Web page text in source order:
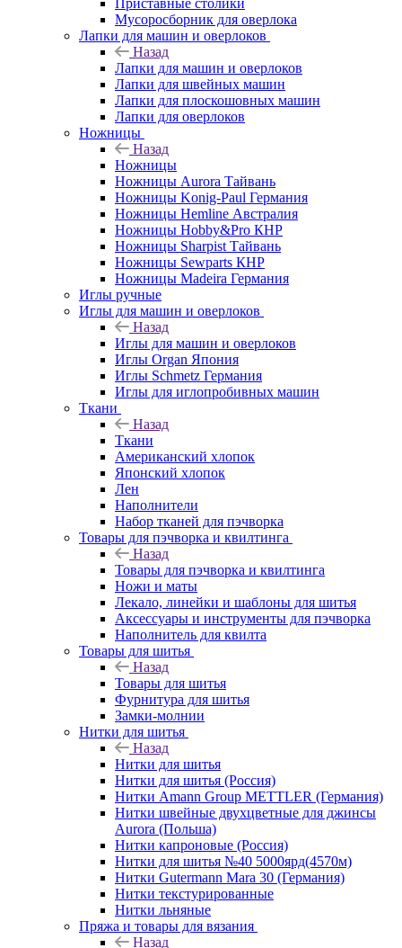
Приставные столики
Мусоросборник для оверлока
Лапки для машин и оверлоков
Назад
Лапки для машин и оверлоков
Лапки для швейных машин
Лапки для плоскошовных машин
Лапки для оверлоков
Ножницы
Назад
Ножницы
Ножницы Aurora Тайвань
Ножницы Konig-Paul Германия
Ножницы Hemline Австралия
Ножницы Hobby&Pro КНР
Ножницы Sharpist Тайвань
Ножницы Sewparts КНР
Ножницы Madeira Германия
Иглы ручные
Иглы для машин и оверлоков
Назад
Иглы для машин и оверлоков
Иглы Organ Япония
Иглы Schmetz Германия
Иглы для иглопробивных машин
Ткани
Назад
Ткани
Американский хлопок
Японский хлопок
Лен
Наполнители
Набор тканей для пэчворка
Товары для пэчворка и квилтинга
Назад
Товары для пэчворка и квилтинга
Ножи и маты
Лекало, линейки и шаблоны для шитья
Аксессуары и инструменты для пэчворка
Наполнитель для квилта
Товары для шитья
Назад
Товары для шитья
Фурнитура для шитья
Замки-молнии
Нитки для шитья
Назад
Нитки для шитья
Нитки для шитья (Россия)
Нитки Amann Group METTLER (Германия)
Нитки швейные двухцветные для джинсы
Aurora (Польша)
Нитки капроновые (Россия)
Нитки для шитья №40 5000ярд(4570м)
Нитки Gutermann Mara 30 (Германия)
Нитки текстурированные
Нитки льняные
Пряжа и товары для вязания
Назад